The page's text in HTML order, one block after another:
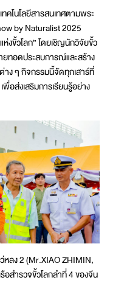
โนโลยีสารสนเทศตามพระ
by Naturalist 2025
งขั้วโลก” โดยเชิญนักวิจัยขั้ว
ยทอดประสบการณ์และสร้าง
าง ๆ กิจกรรมนี้จัดทุกเสาร์ที่
อส่งเสริมการเรียนรู้อย่าง
หลง 2 (Mr.XIAO ZHIMIN,
อสำรวจขั้วโลกลำที่ 4 ของจีน